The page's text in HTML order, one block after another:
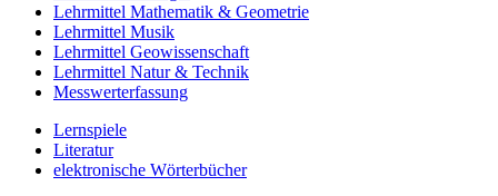
Lehrmittel Mathematik & Geometrie
Lehrmittel Musik
Lehrmittel Geowissenschaft
Lehrmittel Natur & Technik
Messwerterfassung
Lernspiele
Literatur
elektronische Wörterbücher